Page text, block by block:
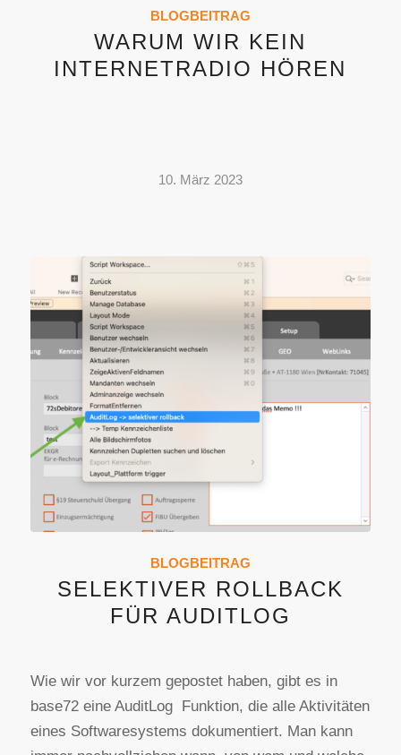
BLOGBEITRAG
WARUM WIR KEIN
INTERNETRADIO HÖREN
10. März 2023
BLOGBEITRAG
SELEKTIVER ROLLBACK
FÜR AUDITLOG
Wie wir vor kurzem gepostet haben, gibt es in
base72 eine AuditLog Funktion, die alle Aktivitäten
eines Softwaresystems dokumentiert. Man kann